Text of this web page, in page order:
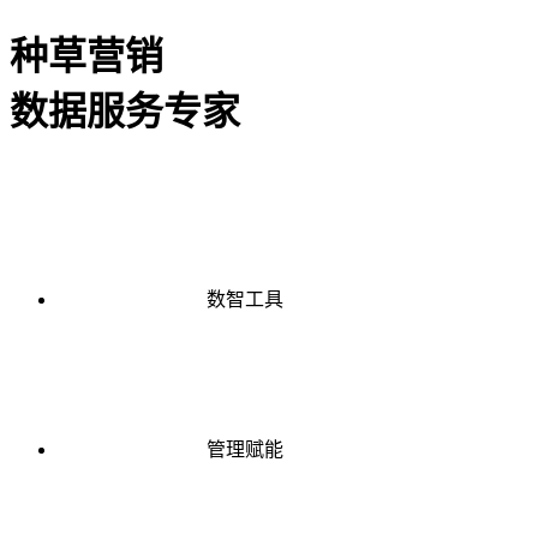
种草营销
数据服务专家
数智工具
管理赋能